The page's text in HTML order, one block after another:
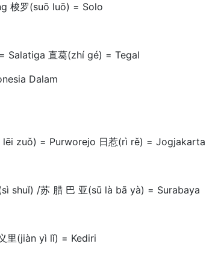
梭罗(suō luō) = Solo
Salatiga 直葛(zhí gé) = Tegal
zuǒ) = Purworejo 日惹(rì rě) = Jogjakarta
shuǐ) /苏 腊 巴 亚(sū là bā yà) = Surabaya
里(jiàn yì lǐ) = Kediri